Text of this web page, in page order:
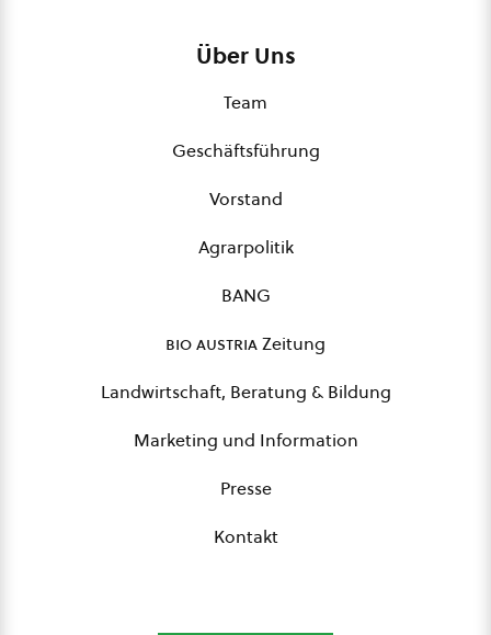
Über Uns
Team
Geschäftsführung
Vorstand
Agrarpolitik
BANG
bio austriaZeitung
Landwirtschaft, Beratung & Bildung
Marketing und Information
Presse
Kontakt